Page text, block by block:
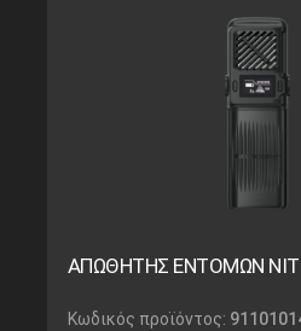
ΑΠΩΘΗΤΗΣ ΕΝΤΟΜΩΝ
Κωδικός προϊόντος: